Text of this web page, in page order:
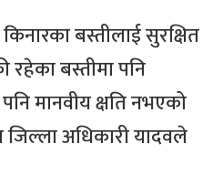
बस्तीलाई सुरक्षित
रहेका बस्तीमा पनि
मानवीय क्षति नभएको
अधिकारी यादवले